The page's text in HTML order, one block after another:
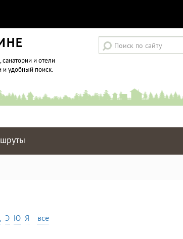
и отели
и удобный поиск.
Э Ю Я все